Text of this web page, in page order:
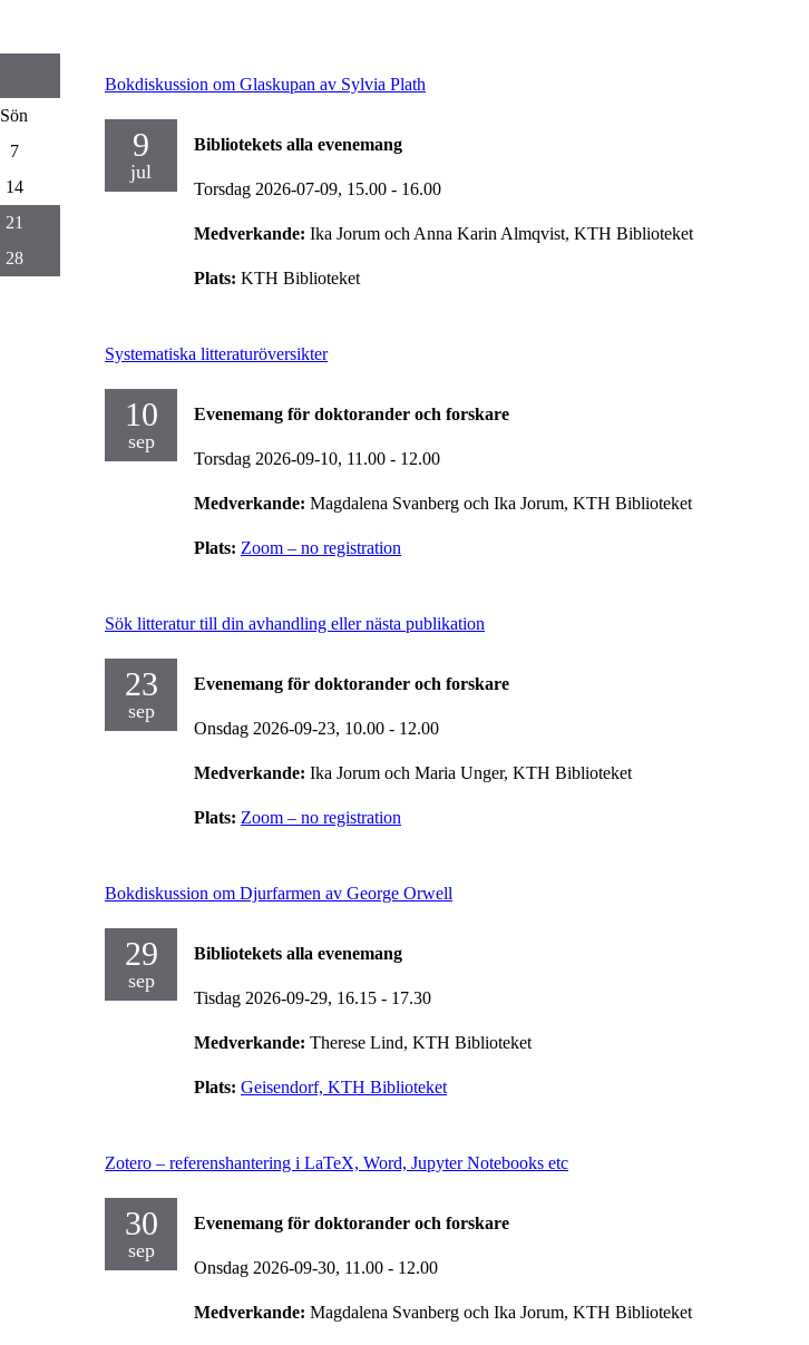
Bokdiskussion om Glaskupan av Sylvia Plath
9
jul
Bibliotekets alla evenemang
Torsdag 2026-07-09, 15.00 - 16.00
Medverkande: Ika Jorum och Anna Karin Almqvist, KTH Biblioteket
Plats: KTH Biblioteket
Systematiska litteraturöversikter
10
sep
Evenemang för doktorander och forskare
Torsdag 2026-09-10, 11.00 - 12.00
Medverkande: Magdalena Svanberg och Ika Jorum, KTH Biblioteket
Plats: Zoom – no registration
Sök litteratur till din avhandling eller nästa publikation
23
sep
Evenemang för doktorander och forskare
Onsdag 2026-09-23, 10.00 - 12.00
Medverkande: Ika Jorum och Maria Unger, KTH Biblioteket
Plats: Zoom – no registration
Bokdiskussion om Djurfarmen av George Orwell
29
sep
Bibliotekets alla evenemang
Tisdag 2026-09-29, 16.15 - 17.30
Medverkande: Therese Lind, KTH Biblioteket
Plats: Geisendorf, KTH Biblioteket
Zotero – referenshantering i LaTeX, Word, Jupyter Notebooks etc
30
sep
Evenemang för doktorander och forskare
Onsdag 2026-09-30, 11.00 - 12.00
Medverkande: Magdalena Svanberg och Ika Jorum, KTH Biblioteket
Sön
7
14
21
28